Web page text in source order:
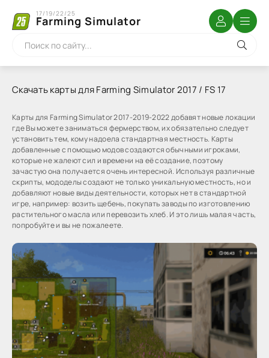
Farming Simulator
17/19/22/25
Скачать карты для Farming Simulator 2017 / FS 17
Карты для Farming Simulator 2017-2019-2022 добавят новые локации
где Вы можете заниматься фермерством, их обязательно следует
установить тем, кому надоела стандартная местность. Карты
добавленные с помощью модов создаются обычными игроками,
которые не жалеют сил и времени на её создание, поэтому
зачастую она получается очень интересной. Используя различные
скрипты, мододелы создают не только уникальную местность, но и
добавляют новые виды деятельности, которых нет в стандартной
игре, например: возить щебень, покупать заводы по изготовлению
растительного масла или перевозить хлеб. И это лишь малая часть,
попробуйте и вы не пожалеете.